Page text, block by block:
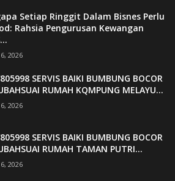
Setiap Ringgit Dalam Bisnes Perlu
Rahsia Pengurusan Kewangan
2026
SERVIS BAIKI BUMBUNG BOCOR
RUMAH KQMPUNG MELAYU...
2026
SERVIS BAIKI BUMBUNG BOCOR
RUMAH TAMAN PUTRI...
2026